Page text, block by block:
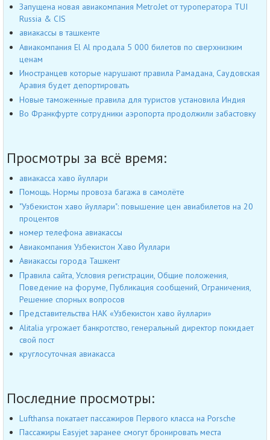
Запущена новая авиакомпания MetroJet от туроператора TUI
Russia & CIS
авиакассы в ташкенте
Авиакомпания El Al продала 5 000 билетов по сверхнизким
ценам
Иностранцев которые нарушают правила Рамадана, Саудовская
Аравия будет депортировать
Новые таможенные правила для туристов установила Индия
Во Франкфурте сотрудники аэропорта продолжили забастовку
Просмотры за всё время:
авиакасса хаво йуллари
Помощь. Нормы провоза багажа в самолёте
"Узбекистон хаво йуллари": повышение цен авиабилетов на 20
процентов
номер телефона авиакассы
Авиакомпания Узбекистон Хаво Йуллари
Авиакассы города Ташкент
Правила сайта, Условия регистрации, Общие положения,
Поведение на форуме, Публикация сообщений, Ограничения,
Решение спорных вопросов
Представительства НАК «Узбекистон хаво йуллари»
Alitalia угрожает банкротство, генеральный директор покидает
свой пост
круглосуточная авиакасса
Последние просмотры:
Lufthansa покатает пассажиров Первого класса на Porsche
Пассажиры Easyjet заранее смогут бронировать места